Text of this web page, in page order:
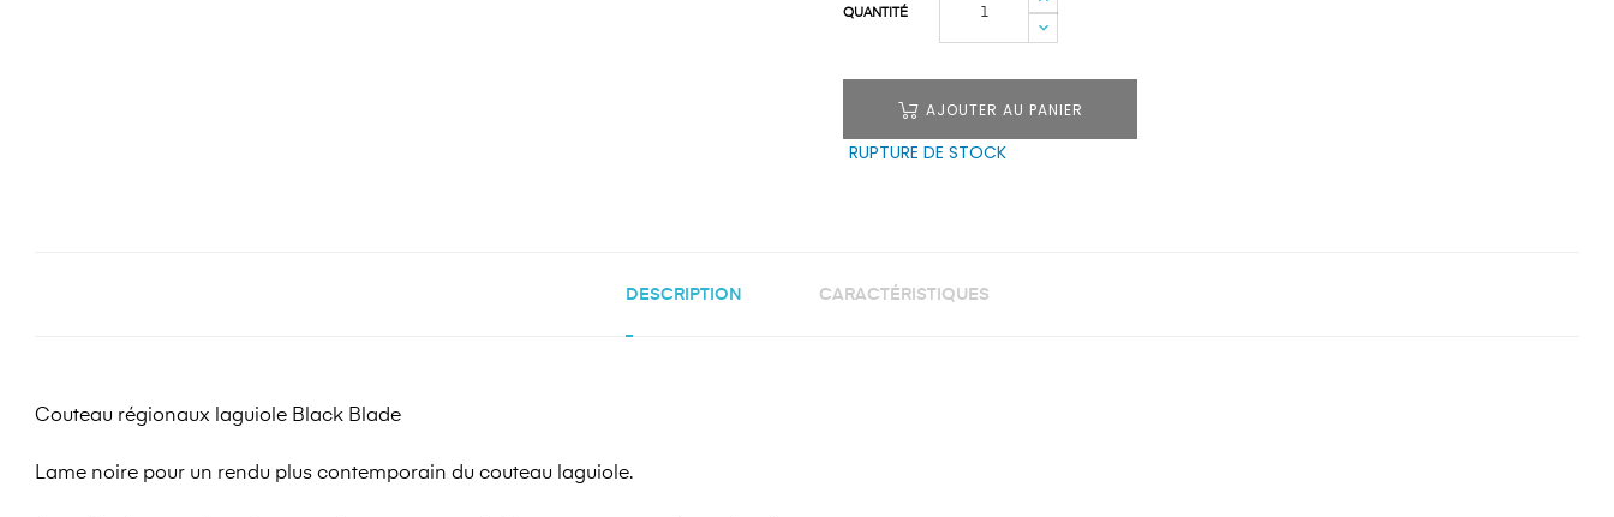
QUANTITÉ
AJOUTER AU PANIER
RUPTURE DE STOCK
DESCRIPTION CARACTÉRISTIQUES
Couteau régionaux laguiole Black Blade
Lame noire pour un rendu plus contemporain du couteau laguiole.